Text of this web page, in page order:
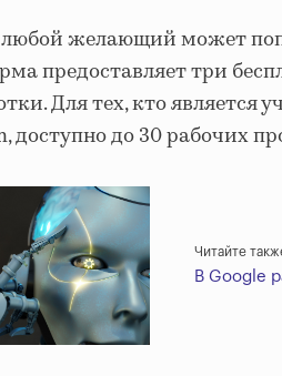
желающий может
предоставляет три
Для тех, кто является
доступно до 30 рабочих
Читайте
В Google